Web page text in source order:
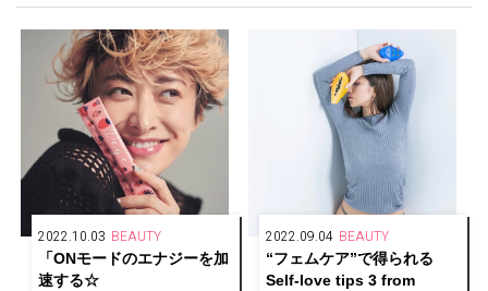
2022.10.03 BEAUTY
「ONモードのエナジーを加
速する☆
2022.09.04 BEAUTY
“フェムケア”で得られる
Self-love tips 3 from